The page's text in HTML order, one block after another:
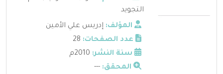
التجويد
المؤلف: إدريس علي الأمين
عدد الصفحات:
سنة النشر:
المحقق: ---